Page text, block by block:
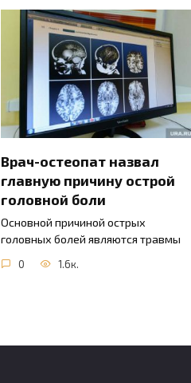
Врач-остеопат назвал
главную причину острой
головной боли
Основной причиной острых
головных болей являются травмы
0 1.6к.